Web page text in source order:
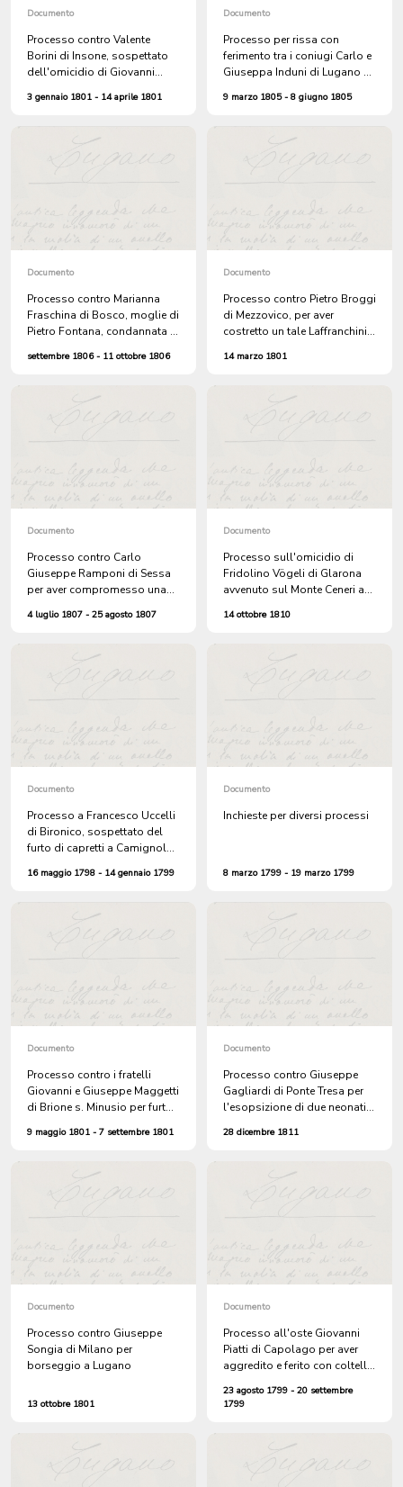
Documento
Processo contro Valente
Borini di Insone, sospettato
dell'omicidio di Giovanni
3 gennaio 1801 - 14 aprile 1801
Documento
Processo per rissa con
ferimento tra i coniugi Carlo e
Giuseppa Induni di Lugano e
servo del vicario di Agno,
Provino a Agno
9 marzo 1805 - 8 giugno 1805
Documento
Processo contro Marianna
Fraschina di Bosco, moglie di
Pietro Fontana, condannata al
franco
settembre 1806 - 11 ottobre 1806
Documento
Processo contro Pietro Broggi
di Mezzovico, per aver
costretto un tale Laffranchini a
minacciandolo con un fucile
14 marzo 1801
Documento
Processo contro Carlo
Giuseppe Ramponi di Sessa
per aver compromesso una
4 luglio 1807 - 25 agosto 1807
Documento
Processo sull'omicidio di
Fridolino Vögeli di Glarona
avvenuto sul Monte Ceneri ad
14 ottobre 1810
Documento
Processo a Francesco Uccelli
di Bironico, sospettato del
furto di capretti a Camignolo
16 maggio 1798 - 14 gennaio 1799
Documento
Inchieste per diversi processi
8 marzo 1799 - 19 marzo 1799
Documento
Processo contro i fratelli
Giovanni e Giuseppe Maggetti
di Brione s. Minusio per furto.
giustuzia con la fuga
9 maggio 1801 - 7 settembre 1801
Documento
Processo contro Giuseppe
Gagliardi di Ponte Tresa per
l'esopsizione di due neonati a
Tresa per l'arresto, ritenuto
28 dicembre 1811
Documento
Processo contro Giuseppe
Songia di Milano per
borseggio a Lugano
13 ottobre 1801
Documento
Processo all'oste Giovanni
Piatti di Capolago per aver
aggredito e ferito con coltello
23 agosto 1799 - 20 settembre
1799